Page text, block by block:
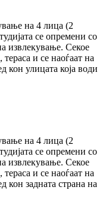
на 4 лица (2
се опремени со
извлекување. Секое
и се наоѓаат на
кон улицата која води
на 4 лица (2
се опремени со
извлекување. Секое
и се наоѓаат на
кон задната страна на